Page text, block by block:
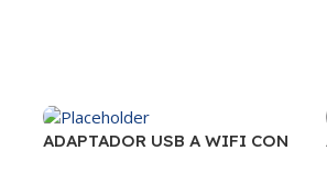
ADAPTADOR USB A WIFI CON